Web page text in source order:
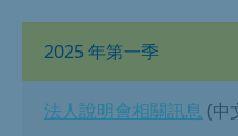
2025 年第一季
法人說明會相關訊息 (中